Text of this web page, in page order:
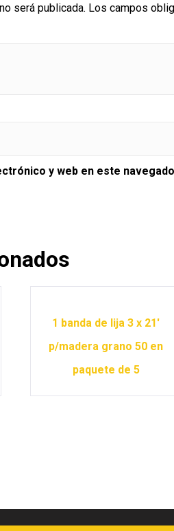
será publicada. Los campos
y web en este
1 banda de lija 3 x 21′
p/madera grano 50 en
paquete de 5